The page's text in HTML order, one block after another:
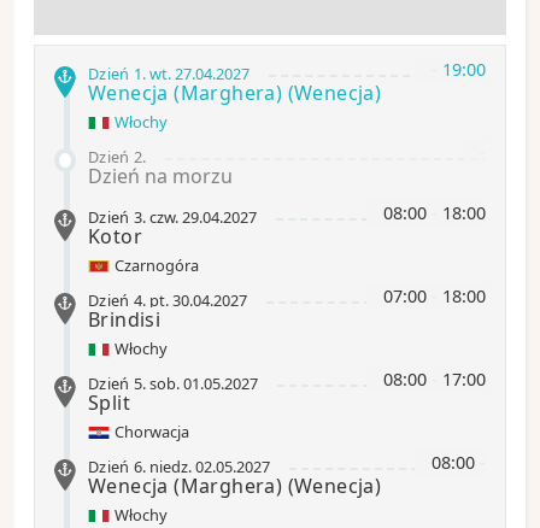
19:00
Dzień 1.wt.27.04.2027
Wenecja (Marghera) (Wenecja)
Włochy
Dzień 2.
Dzień na morzu
08:00 18:00
Dzień 3.czw.29.04.2027
Kotor
Czarnogóra
07:00 18:00
Dzień 4. pt.30.04.2027
Brindisi
Włochy
08:00 17:00
Dzień 5.sob.01.05.2027
Split
Chorwacja
08:00
Dzień 6. niedz.02.05.2027
Wenecja (Marghera) (Wenecja)
Włochy